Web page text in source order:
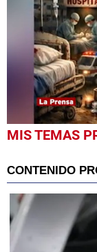
0
seconds
seconds
MIS TEMAS